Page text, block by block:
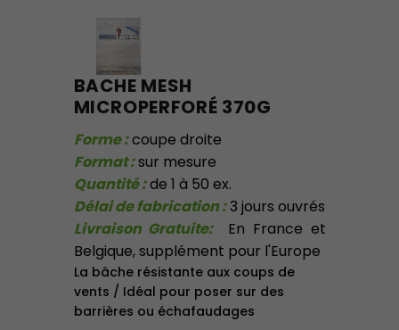
BACHE MESH
MICROPERFORÉ 370G
Forme :coupe droite
Format :sur mesure
Quantité :de 1 à 50 ex.
Délai de fabrication :3 jours ouvrés
Livraison Gratuite:En France et
Belgique, supplément pour l'Europe
La bâche résistante aux coups de
vents / Idéal pour poser sur des
barrières ou échafaudages